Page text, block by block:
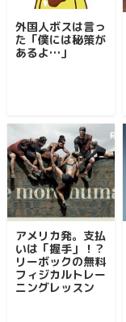
外国人ボスは言っ
た「僕には秘策が
あるよ…」
アメリカ発。支払
いは「握手」！？
リーボックの無料
フィジカルトレー
ニングレッスン